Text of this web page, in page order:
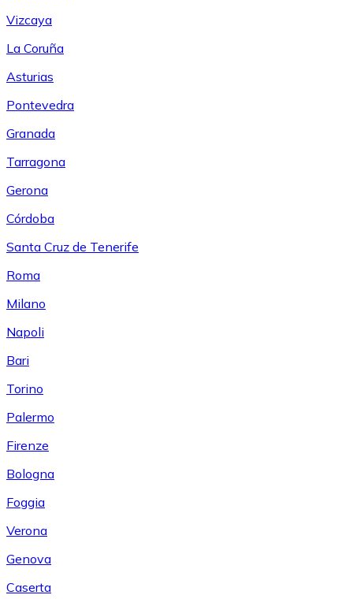
Vizcaya
La Coruña
Asturias
Pontevedra
Granada
Tarragona
Gerona
Córdoba
Santa Cruz de Tenerife
Roma
Milano
Napoli
Bari
Torino
Palermo
Firenze
Bologna
Foggia
Verona
Genova
Caserta